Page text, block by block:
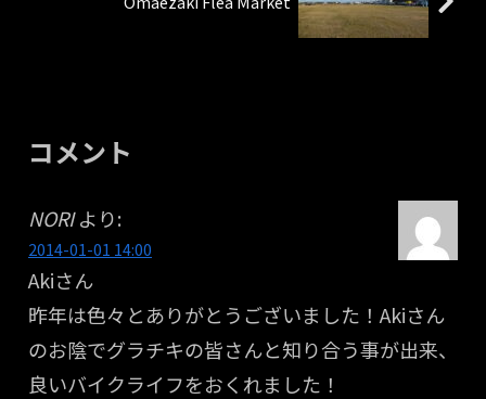
コメント
NORI より:
2014-01-01 14:00
Akiさん
昨年は色々とありがとうございました！Akiさん
のお陰でグラチキの皆さんと知り合う事が出来、
良いバイクライフをおくれました！